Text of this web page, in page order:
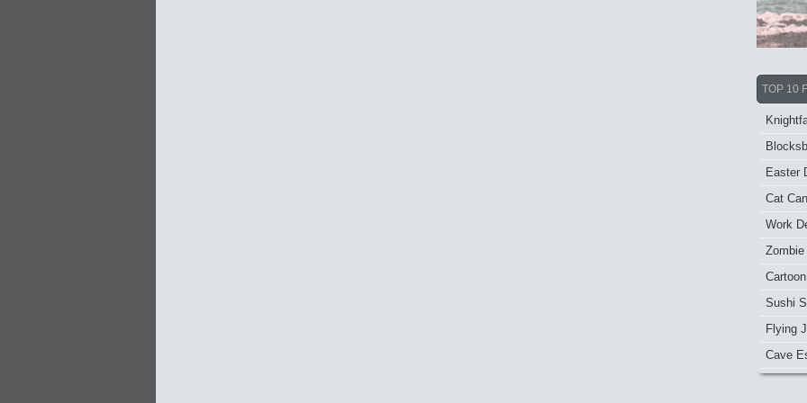
TOP 10
Easter
Cat
Work
Sushi
Flying
Cave